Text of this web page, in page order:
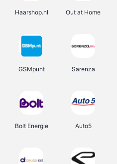
Haarshop.nl Out at Home
GSMpunt Sarenza
Bolt Energie Auto5